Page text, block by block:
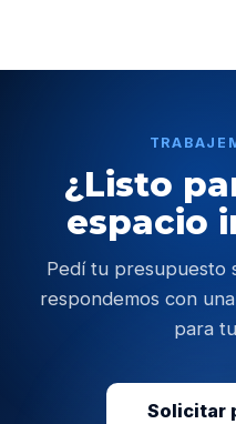
¿Listo
espacio
Pedí tu presupuesto
respondemos con
para
Solicitar